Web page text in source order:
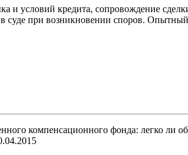
и условий кредита, сопровождение
в суде при возникновении споров.